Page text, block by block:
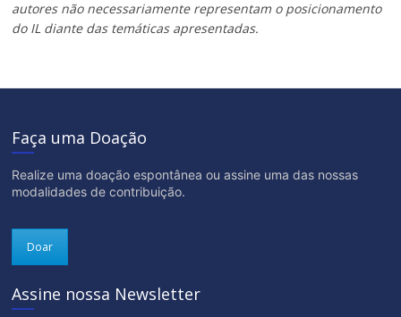
autores não necessariamente representam o posicionamento
do IL diante das temáticas apresentadas.
Faça uma Doação
Realize uma doação espontânea ou assine uma das nossas
modalidades de contribuição.
Doar
Assine nossa Newsletter